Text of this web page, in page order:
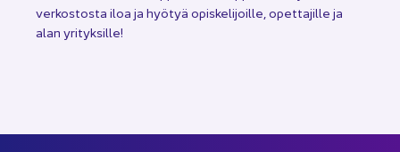
ver­kos­tos­ta iloa ja hyö­tyä opis­ke­li­joil­le, opet­ta­jil­le ja
alan yri­tyk­sil­le!